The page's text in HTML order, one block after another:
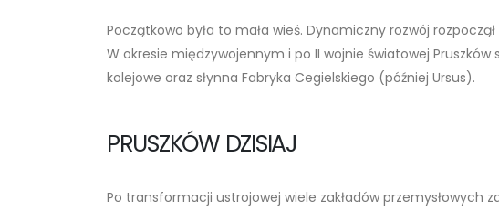
Początkowo była to mała wieś. Dynamiczny rozwój
W okresie międzywojennym i po II wojnie światowej
kolejowe oraz słynna Fabryka Cegielskiego (później Ursus).
PRUSZKÓW DZISIAJ
Po transformacji ustrojowej wiele zakładów przemysłowych